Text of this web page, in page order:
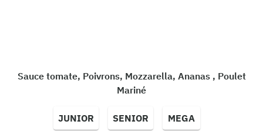
Sauce tomate, Poivrons, Mozzarella, Ananas , Poulet
Mariné
JUNIOR SENIOR MEGA